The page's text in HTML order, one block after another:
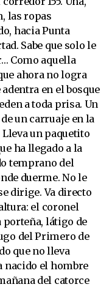
las ropas
hacia Punta
Sabe que solo le
Como aquella
ahora no logra
en el bosque
a toda prisa. Un
un carruaje en la
un paquetito
ha llegado a la
temprano del
duerme. No le
dirige. Va directo
el coronel
porteña, látigo de
del Primero de
que no lleva
nacido el hombre
del catorce